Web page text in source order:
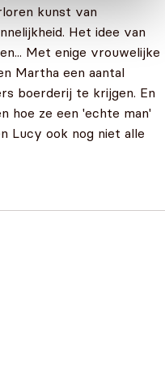
kunst van
Het idee van
Met enige vrouwelijke
Martha een aantal
boerderij te krijgen. En
hoe ze een 'echte man'
Lucy ook nog niet alle